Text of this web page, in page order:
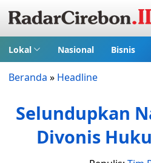
Lokal Nasional Bisnis
Beranda » Headline
Selundupkan
Divonis